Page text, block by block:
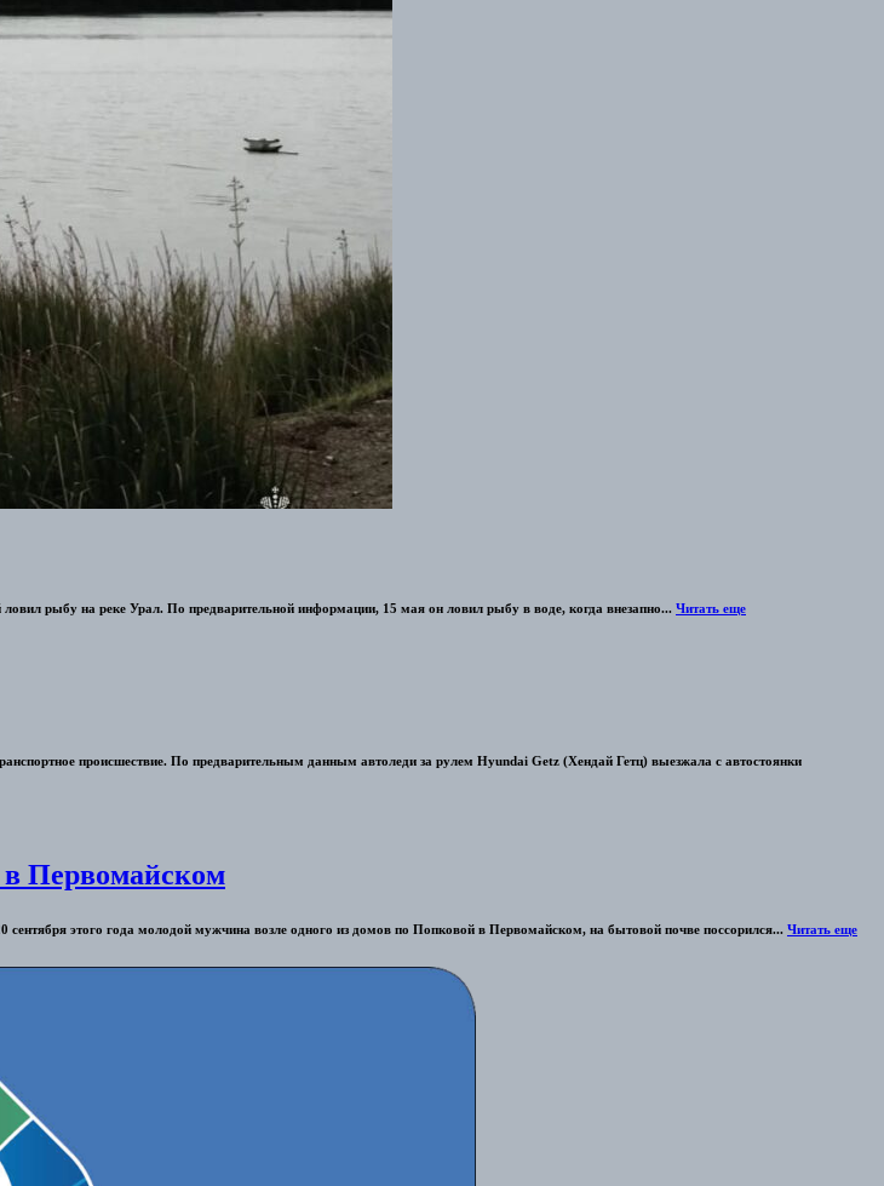
рыбу на реке Урал. По предварительной информации, 15 мая он ловил рыбу в воде, когда внезапно... Читать еще
происшествие. По предварительным данным автоледи за рулем Hyundai Getz (Хендай Гетц) выезжала с автостоянки
в Первомайском
этого года молодой мужчина возле одного из домов по Попковой в Первомайском, на бытовой почве поссорился... Читать еще